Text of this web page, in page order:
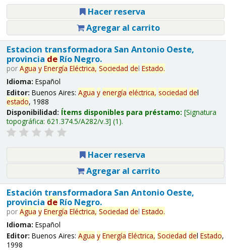
Hacer reserva
Agregar al carrito
Estacion transformadora San Antonio Oeste,
provincia deRío Negro.
por Agua y Energía Eléctrica, Sociedad del Estado.
Idioma: Español
Editor: Buenos Aires: Agua y energía eléctrica, sociedad del
estado, 1988
Disponibilidad: Ítems disponibles para préstamo: Signatura
topográfica: 621.374.5/A282/v.3 (1).
Hacer reserva
Agregar al carrito
Estación transformadora San Antonio Oeste,
provincia deRío Negro.
por Agua y Energía Eléctrica, Sociedad del Estado.
Idioma: Español
Editor: Buenos Aires: Agua y Energía Eléctrica, Sociedad del Estado,
1998